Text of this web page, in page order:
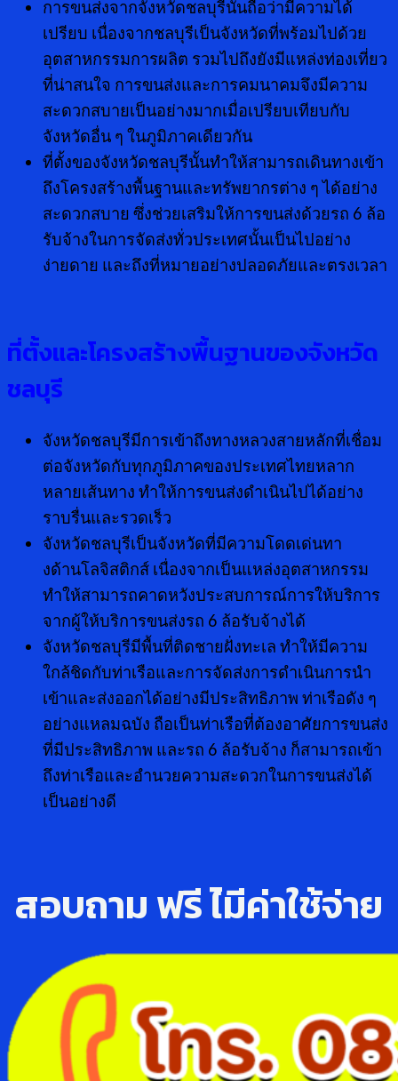
การขนส่งจากจังหวัดชลบุรีนั้นถือว่ามีความได้
เปรียบ เนื่องจากชลบุรีเป็นจังหวัดที่พร้อมไปด้วย
อุตสาหกรรมการผลิต รวมไปถึงยังมีแหล่งท่องเที่ยว
ที่น่าสนใจ การขนส่งและการคมนาคมจึงมีความ
สะดวกสบายเป็นอย่างมากเมื่อเปรียบเทียบกับ
จังหวัดอื่น ๆ ในภูมิภาคเดียวกัน
ที่ตั้งของจังหวัดชลบุรีนั้นทำให้สามารถเดินทางเข้า
ถึงโครงสร้างพื้นฐานและทรัพยากรต่าง ๆ ได้อย่าง
สะดวกสบาย ซึ่งช่วยเสริมให้การขนส่งด้วยรถ 6 ล้อ
รับจ้างในการจัดส่งทั่วประเทศนั้นเป็นไปอย่าง
ง่ายดาย และถึงที่หมายอย่างปลอดภัยและตรงเวลา
ที่ตั้งและโครงสร้างพื้นฐานของจังหวัด
ชลบุรี
จังหวัดชลบุรีมีการเข้าถึงทางหลวงสายหลักที่เชื่อม
ต่อจังหวัดกับทุกภูมิภาคของประเทศไทยหลาก
หลายเส้นทาง ทำให้การขนส่งดำเนินไปได้อย่าง
ราบรื่นและรวดเร็ว
จังหวัดชลบุรีเป็นจังหวัดที่มีความโดดเด่นทา
งด้านโลจิสติกส์ เนื่องจากเป็นแหล่งอุตสาหกรรม
ทำให้สามารถคาดหวังประสบการณ์การให้บริการ
จากผู้ให้บริการขนส่งรถ 6 ล้อรับจ้างได้
จังหวัดชลบุรีมีพื้นที่ติดชายฝั่งทะเล ทำให้มีความ
ใกล้ชิดกับท่าเรือและการจัดส่งการดำเนินการนำ
เข้าและส่งออกได้อย่างมีประสิทธิภาพ ท่าเรือดัง ๆ
อย่างแหลมฉบัง ถือเป็นท่าเรือที่ต้องอาศัยการขนส่ง
ที่มีประสิทธิภาพ และรถ 6 ล้อรับจ้าง ก็สามารถเข้า
ถึงท่าเรือและอำนวยความสะดวกในการขนส่งได้
เป็นอย่างดี
สอบถาม ฟรี ไ่มีค่าใช้จ่าย